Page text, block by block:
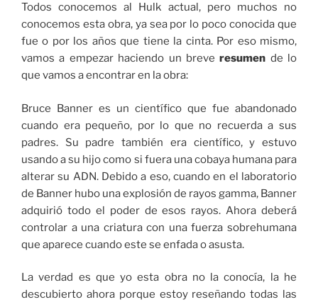
Todos conocemos al Hulk actual, pero muchos no
conocemos esta obra, ya sea por lo poco conocida que
fue o por los años que tiene la cinta. Por eso mismo,
vamos a empezar haciendo un breveresumen de lo
que vamos a encontrar en la obra:
Bruce Banner es un científico que fue abandonado
cuando era pequeño, por lo que no recuerda a sus
padres. Su padre también era científico, y estuvo
usando a su hijo como si fuera una cobaya humana para
alterar su ADN. Debido a eso, cuando en el laboratorio
de Banner hubo una explosión de rayos gamma, Banner
adquirió todo el poder de esos rayos. Ahora deberá
controlar a una criatura con una fuerza sobrehumana
que aparece cuando este se enfada o asusta.
La verdad es que yo esta obra no la conocía, la he
descubierto ahora porque estoy reseñando todas las